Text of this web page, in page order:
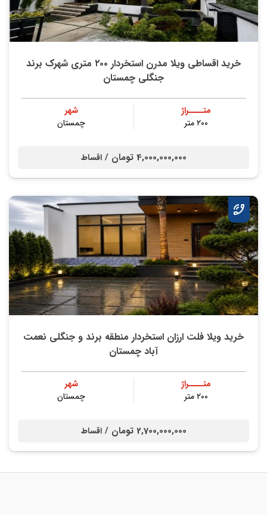
خرید اقساطی ویلا مدرن استخردار ۲۰۰ متری شهرک برند
جنگلی چمستان
متــــراژ
۲۰۰ متر
شهر
چمستان
4,000,000,000 تومان / اقساط
خرید ویلا فلت ارزان استخردار منطقه برند و جنگلی نعمت
آباد چمستان
متــــراژ
۲۰۰ متر
شهر
چمستان
2,700,000,000 تومان / اقساط